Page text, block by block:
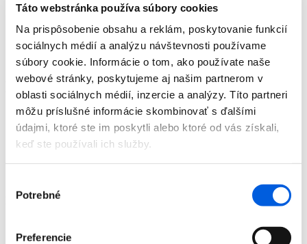
Táto webstránka používa súbory cookies
Na prispôsobenie obsahu a reklám, poskytovanie funkcií
sociálnych médií a analýzu návštevnosti používame
súbory cookie. Informácie o tom, ako používate naše
webové stránky, poskytujeme aj našim partnerom v
oblasti sociálnych médií, inzercie a analýzy. Títo partneri
môžu príslušné informácie skombinovať s ďalšími
údajmi, ktoré ste im poskytli alebo ktoré od vás získali,
keď ste používali ich služby.
súhlasu
Potrebné
Preferencie
Doplnky
Predajne
O nás
Kontakt
Detail produktu
Domov
Produkty
Dámska móda
Nohavice
Dlhé
Nohavice dámske - Riani
Domov